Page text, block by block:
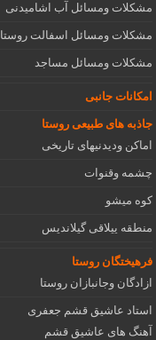
مشکلات ومسائل آب اشامیدنی
مشکلات ومسائل اسفالت روستا
مشکلات ومسائل مساجد
امکانات جانبی
جاذبه های طبیعی روستا
اماکن ودیدنیهای تاریخی
چشمه وقنوات
کوه میشو
منطقه ییلاقی گیلاندیس
فرهیختگان روستا
ازادگان وجانبازان روستا
استاد عاشیق قشم جعفری
آهنگ های عاشیق قشم